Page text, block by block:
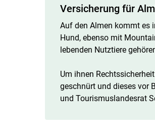
Versicherung für
Auf den Almen kommt es
Hund, ebenso mit
lebenden Nutztiere
Um ihnen
geschnürt und dieses vor
und Tourismuslandesrat